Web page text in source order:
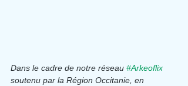
Dans le cadre de notre réseau #Arkeoflix
soutenu par la Région Occitanie, en